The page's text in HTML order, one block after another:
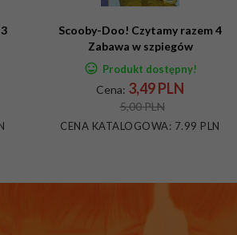
Scooby-Doo! Czytamy razem 4
Zabawa w szpiegów
Produkt dostępny!
Cena: 3,49PLN
5,00 PLN
CENA KATALOGOWA: 7.99 PLN